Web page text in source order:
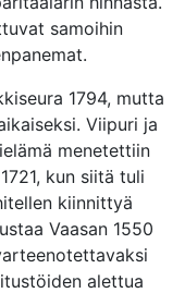
samoihin
1794, mutta
Viipuri ja
menetettiin
kun siitä tuli
kiinnittyä
Vaasan 1550
alettua